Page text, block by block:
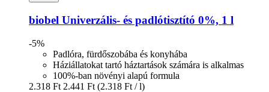
biobel Univerzális-​ és padlótisztító 0%, 1 l
-5%
Padlóra, fürdőszobába és konyhába
Háziállatokat tartó háztartások számára is alkalmas
100%-ban növényi alapú formula
2.318 Ft 2.441 Ft (2.318 Ft / l)